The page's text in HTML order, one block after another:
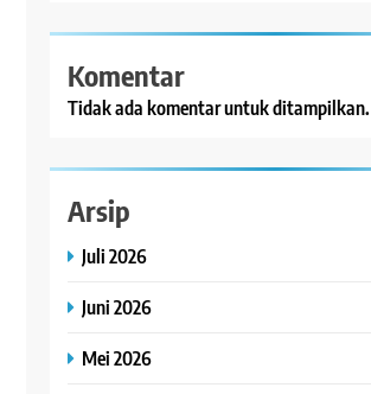
Komentar
Tidak ada komentar untuk ditampilkan.
Arsip
Juli 2026
Juni 2026
Mei 2026